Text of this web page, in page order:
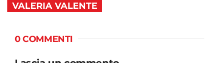
VALERIA VALENTE
0 COMMENTI